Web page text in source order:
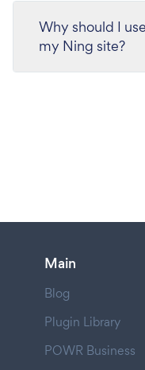
Why should I
my Ning site?
Main
Blog
Plugin Library
POWR Business